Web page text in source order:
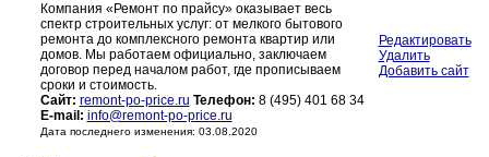
Компания «Ремонт по прайсу» оказывает весь
спектр строительных услуг: от мелкого бытового
ремонта до комплексного ремонта квартир или
домов. Мы работаем официально, заключаем
договор перед началом работ, где прописываем
сроки и стоимость.
Сайт: remont-po-price.ru Телефон: 8 (495) 401 68 34
E-mail: info@remont-po-price.ru
Дата последнего изменения: 03.08.2020
Редактировать
Удалить
Добавить сайт